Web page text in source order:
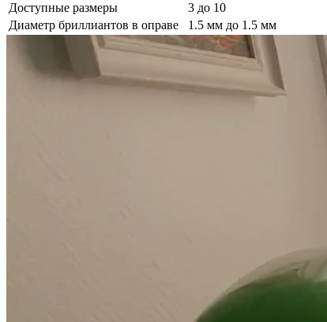
Доступные размеры
3 до 10
Диаметр бриллиантов в оправе
1.5 мм до 1.5 мм